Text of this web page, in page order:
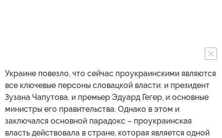
Украине повезло, что сейчас проукраинскими являются
все ключевые персоны словацкой власти: и президент
Зузана Чапутова, и премьер Эдуард Гегер, и основные
министры его правительства. Однако в этом и
заключался основной парадокс – проукраинская
власть действовала в стране, которая является одной